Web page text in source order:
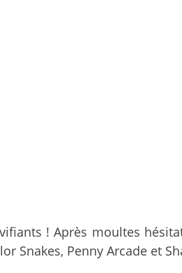
! Après moultes
Snakes, Penny Arcade et